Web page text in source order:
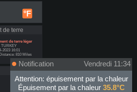
°F
de terre
de terre léger
TURKEY
2023 16:01
810 Miles
Hors ligne
Notification
Vendredi 11:34
Attention: épuisement par la chaleur
Épuisement par la chaleur 35.8°C